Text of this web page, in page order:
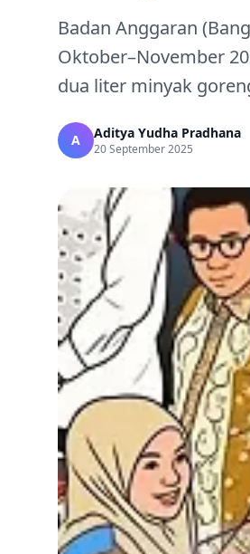
Badan Anggaran
Oktober–November
dua liter minyak
A Aditya Yudha Pradhana
20 September 2025